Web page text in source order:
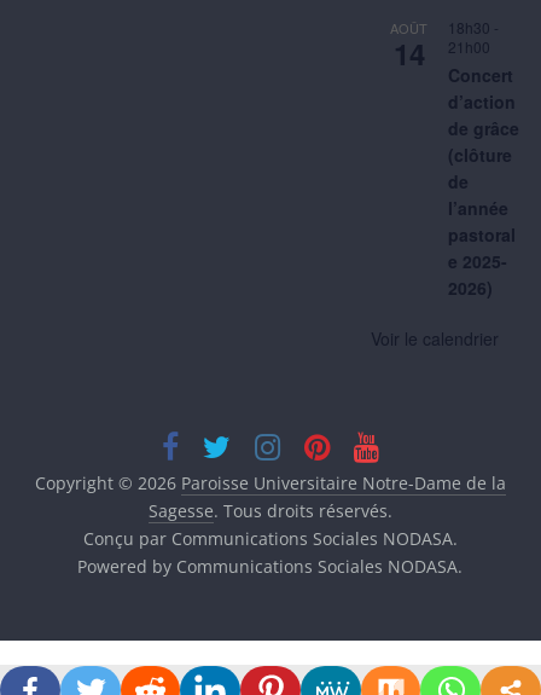
AOÛT
14
18h30 -
21h00
Concert
d’action
de grâce
(clôture
de
l’année
pastoral
e 2025-
2026)
Voir le calendrier
Copyright © 2026 Paroisse Universitaire Notre-Dame de la
Sagesse. Tous droits réservés.
Conçu par Communications Sociales NODASA.
Powered by Communications Sociales NODASA.